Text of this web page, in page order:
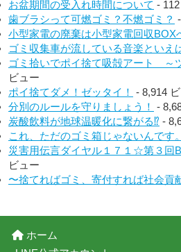
お盆期間の受入れ時間について -
歯ブラシって可燃ゴミ？不燃ゴミ？
小型家電の廃棄は小型家電回収BOX
ゴミ収集車が流している音楽といえ
ゴミ拾いでポイ捨て吸殻アート ～
ビュー
ポイ捨てダメ！ゼッタイ！ - 8,914
分別のルールを守りましょう！ -
炭酸飲料が地球温暖化に繋がる⁉︎ -
これ、ただのゴミ箱じゃないんです。
災害用伝言ダイヤル１７１☆第３回
ビュー
〜捨てればゴミ、寄付すれば社会貢
ホーム